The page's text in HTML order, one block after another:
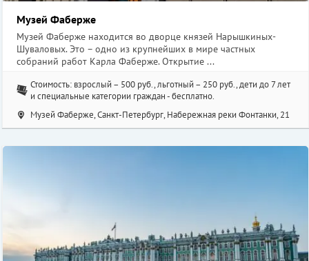
Музей Фаберже
Музей Фаберже находится во дворце князей Нарышкиных-
Шуваловых. Это – одно из крупнейших в мире частных
собраний работ Карла Фаберже. Открытие ...
Стоимость: взрослый – 500 руб., льготный – 250 руб., дети до 7 лет
и специальные категории граждан - бесплатно.
Музей Фаберже, Санкт-Петербург, Набережная реки Фонтанки, 21